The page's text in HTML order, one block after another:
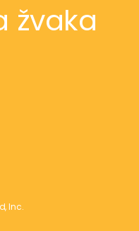
žvaka
Inc.